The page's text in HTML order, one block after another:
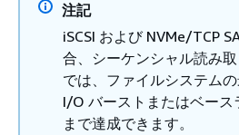
注記
iSCSI および NVMe/TCP
合、シーケンシャル読み
では、ファイルシステム
I/O バーストまたはベース
まで達成できます。